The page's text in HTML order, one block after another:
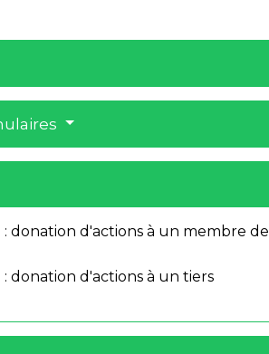
: donation d'actions à un membre
donation d'actions à un tiers